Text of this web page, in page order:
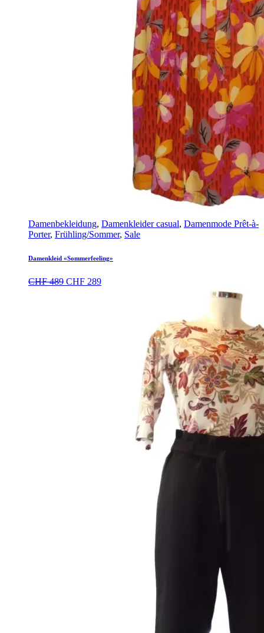
Damenbekleidung, Damenkleider casual, Damenmode Prêt-à-
Porter, Frühling/Sommer, Sale
Damenkleid «Sommerfeeling»
CHF489 Ursprünglicher
CHF 289Aktueller